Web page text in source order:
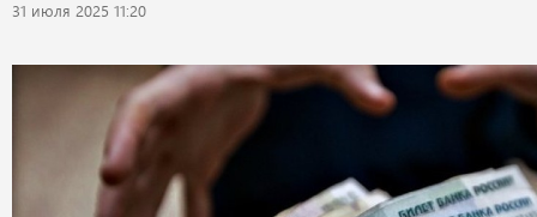
31 июля 2025 11:20